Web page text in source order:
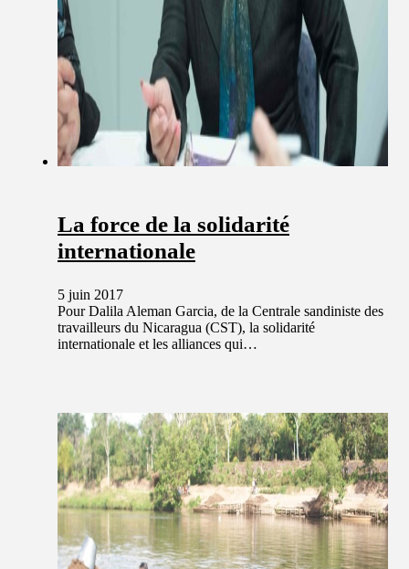
La force de la solidarité
internationale
5 juin 2017
Pour Dalila Aleman Garcia, de la Centrale sandiniste des
travailleurs du Nicaragua (CST), la solidarité
internationale et les alliances qui…